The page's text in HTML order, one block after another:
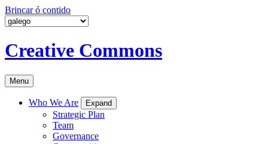
Brincar ó contido
Creative Commons
Menu
Who We Are Expand
Strategic Plan
Team
Governance